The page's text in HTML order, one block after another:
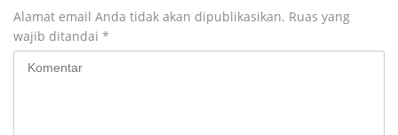
Alamat email Anda tidak akan dipublikasikan. Ruas yang
wajib ditandai *